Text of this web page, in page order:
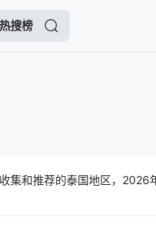
热搜榜
集和推荐的泰国地区，2026